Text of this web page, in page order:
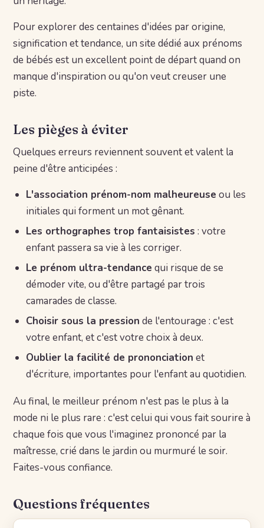
Pour explorer des centaines d'idées par origine,
signification et tendance, un site dédié aux prénoms
de bébés est un excellent point de départ quand on
manque d'inspiration ou qu'on veut creuser une
piste.
Les pièges à éviter
Quelques erreurs reviennent souvent et valent la
peine d'être anticipées :
L'association prénom-nom malheureuse ou les
initiales qui forment un mot gênant.
Les orthographes trop fantaisistes : votre
enfant passera sa vie à les corriger.
Le prénom ultra-tendance qui risque de se
démoder vite, ou d'être partagé par trois
camarades de classe.
Choisir sous la pression de l'entourage : c'est
votre enfant, et c'est votre choix à deux.
Oublier la facilité de prononciation et
d'écriture, importantes pour l'enfant au quotidien.
Au final, le meilleur prénom n'est pas le plus à la
mode ni le plus rare : c'est celui qui vous fait sourire à
chaque fois que vous l'imaginez prononcé par la
maîtresse, crié dans le jardin ou murmuré le soir.
Faites-vous confiance.
Questions fréquentes